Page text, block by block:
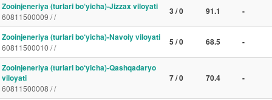
Zooinjeneriya (turlari bo‘yicha)-Jizzax viloyati
60811500009 / /
3 / 0 91.1 -
Zooinjeneriya (turlari bo‘yicha)-Navoiy viloyati
60811500010 / /
5 / 0 68.5 -
Zooinjeneriya (turlari bo‘yicha)-Qashqadaryo
viloyati
60811500008 / /
7 / 0 70.4 -